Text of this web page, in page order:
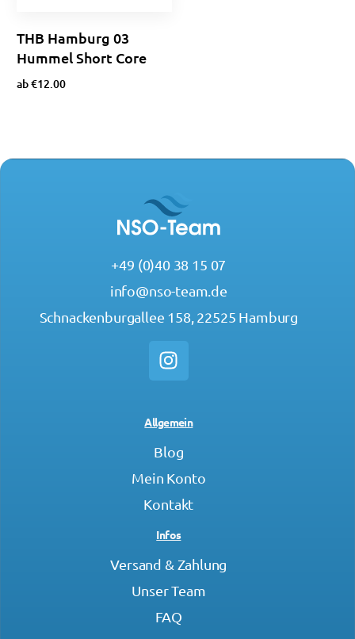
THB Hamburg 03
Hummel Short Core
ab€12.00
+49 (0)40 38 15 07
info@nso-team.de
Schnackenburgallee 158, 22525 Hamburg
Allgemein
Blog
Mein Konto
Kontakt
Infos
Versand & Zahlung
Unser Team
FAQ